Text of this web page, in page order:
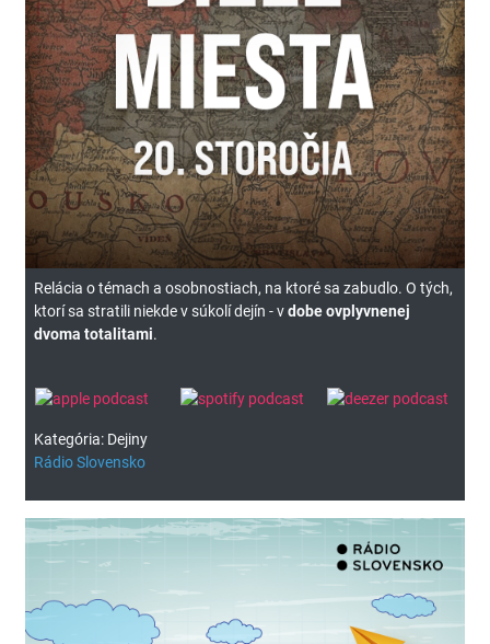
Relácia o témach a osobnostiach, na ktoré sa zabudlo. O tých,
ktorí sa stratili niekde v súkolí dejín - vdobe ovplyvnenej
dvoma totalitami.
Kategória: Dejiny
Rádio Slovensko